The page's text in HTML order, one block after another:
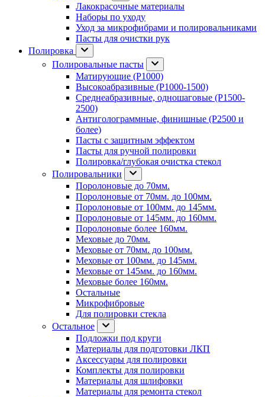
Лакокрасочные материалы
Наборы по уходу
Уход за микрофибрами и полировальниками
Пасты для очистки рук
Полировка
Полировальные пасты
Матирующие (P1000)
Высокоабразивные (P1000-1500)
Среднеабразивные, одношаговые (P1500-
2500)
Антиголограммные, финишные (P2500 и
более)
Пасты с защитным эффектом
Пасты для ручной полировки
Полировка/глубокая очистка стекол
Полировальники
Поролоновые до 70мм.
Поролоновые от 70мм. до 100мм.
Поролоновые от 100мм. до 145мм.
Поролоновые от 145мм. до 160мм.
Поролоновые более 160мм.
Меховые до 70мм.
Меховые от 70мм. до 100мм.
Меховые от 100мм. до 145мм.
Меховые от 145мм. до 160мм.
Меховые более 160мм.
Остальные
Микрофибровые
Для полировки стекла
Остальное
Подложки под круги
Материалы для подготовки ЛКП
Аксессуары для полировки
Комплекты для полировки
Материалы для шлифовки
Материалы для ремонта стекол